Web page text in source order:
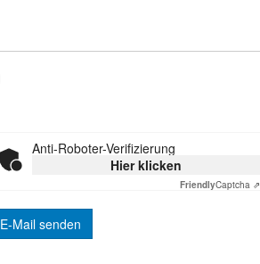
Anti-Roboter-Verifizierung
Hier klicken
FriendlyCaptcha ⇗
E-Mail senden